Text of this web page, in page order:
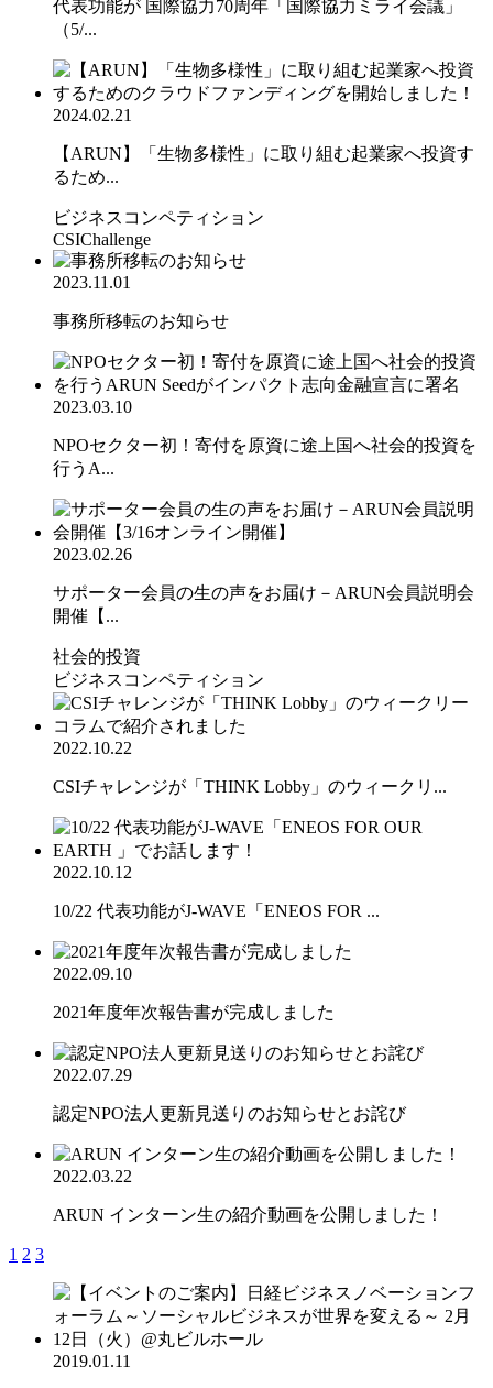
代表功能が 国際協力70周年「国際協力ミライ会議」
（5/...
2024.02.21
【ARUN】「生物多様性」に取り組む起業家へ投資す
るため...
ビジネスコンペティション
CSIChallenge
2023.11.01
事務所移転のお知らせ
2023.03.10
NPOセクター初！寄付を原資に途上国へ社会的投資を
行うA...
2023.02.26
サポーター会員の生の声をお届け－ARUN会員説明会
開催【...
社会的投資
ビジネスコンペティション
2022.10.22
CSIチャレンジが「THINK Lobby」のウィークリ...
2022.10.12
10/22 代表功能がJ-WAVE「ENEOS FOR ...
2022.09.10
2021年度年次報告書が完成しました
2022.07.29
認定NPO法人更新見送りのお知らせとお詫び
2022.03.22
ARUN インターン生の紹介動画を公開しました！
1 2 3
2019.01.11